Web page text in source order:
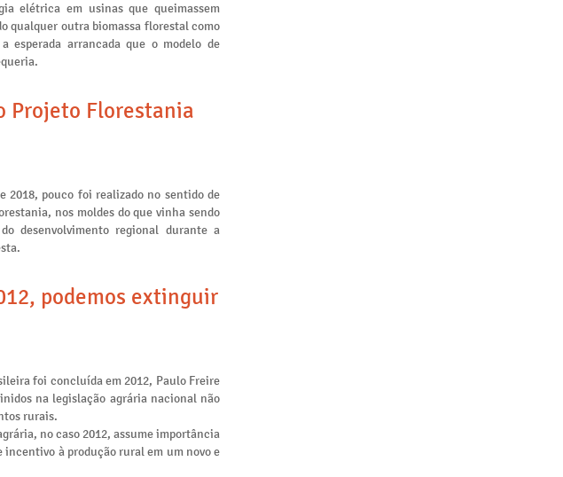
elétrica em usinas que queimassem
qualquer outra biomassa florestal como
esperada arrancada que o modelo de
Projeto Florestania
2018, pouco foi realizado no sentido de
nos moldes do que vinha sendo
desenvolvimento regional durante a
podemos extinguir
foi concluída em 2012, Paulo Freire
na legislação agrária nacional não
rurais.
no caso 2012, assume importância
à produção rural em um novo e